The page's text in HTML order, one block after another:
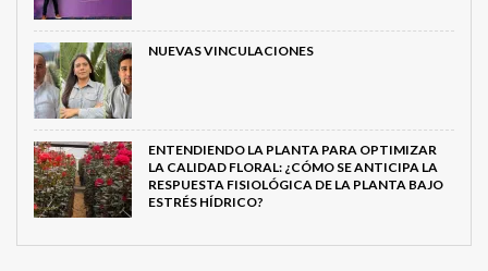
NUEVAS VINCULACIONES
ENTENDIENDO LA PLANTA PARA OPTIMIZAR
LA CALIDAD FLORAL: ¿CÓMO SE ANTICIPA LA
RESPUESTA FISIOLÓGICA DE LA PLANTA BAJO
ESTRÉS HÍDRICO?